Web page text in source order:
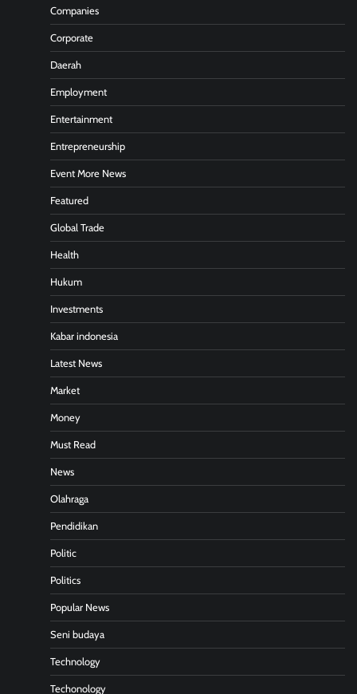
Companies
Corporate
Daerah
Employment
Entertainment
Entrepreneurship
Event More News
Featured
Global Trade
Health
Hukum
Investments
Kabar indonesia
Latest News
Market
Money
Must Read
News
Olahraga
Pendidikan
Politic
Politics
Popular News
Seni budaya
Technology
Techonology